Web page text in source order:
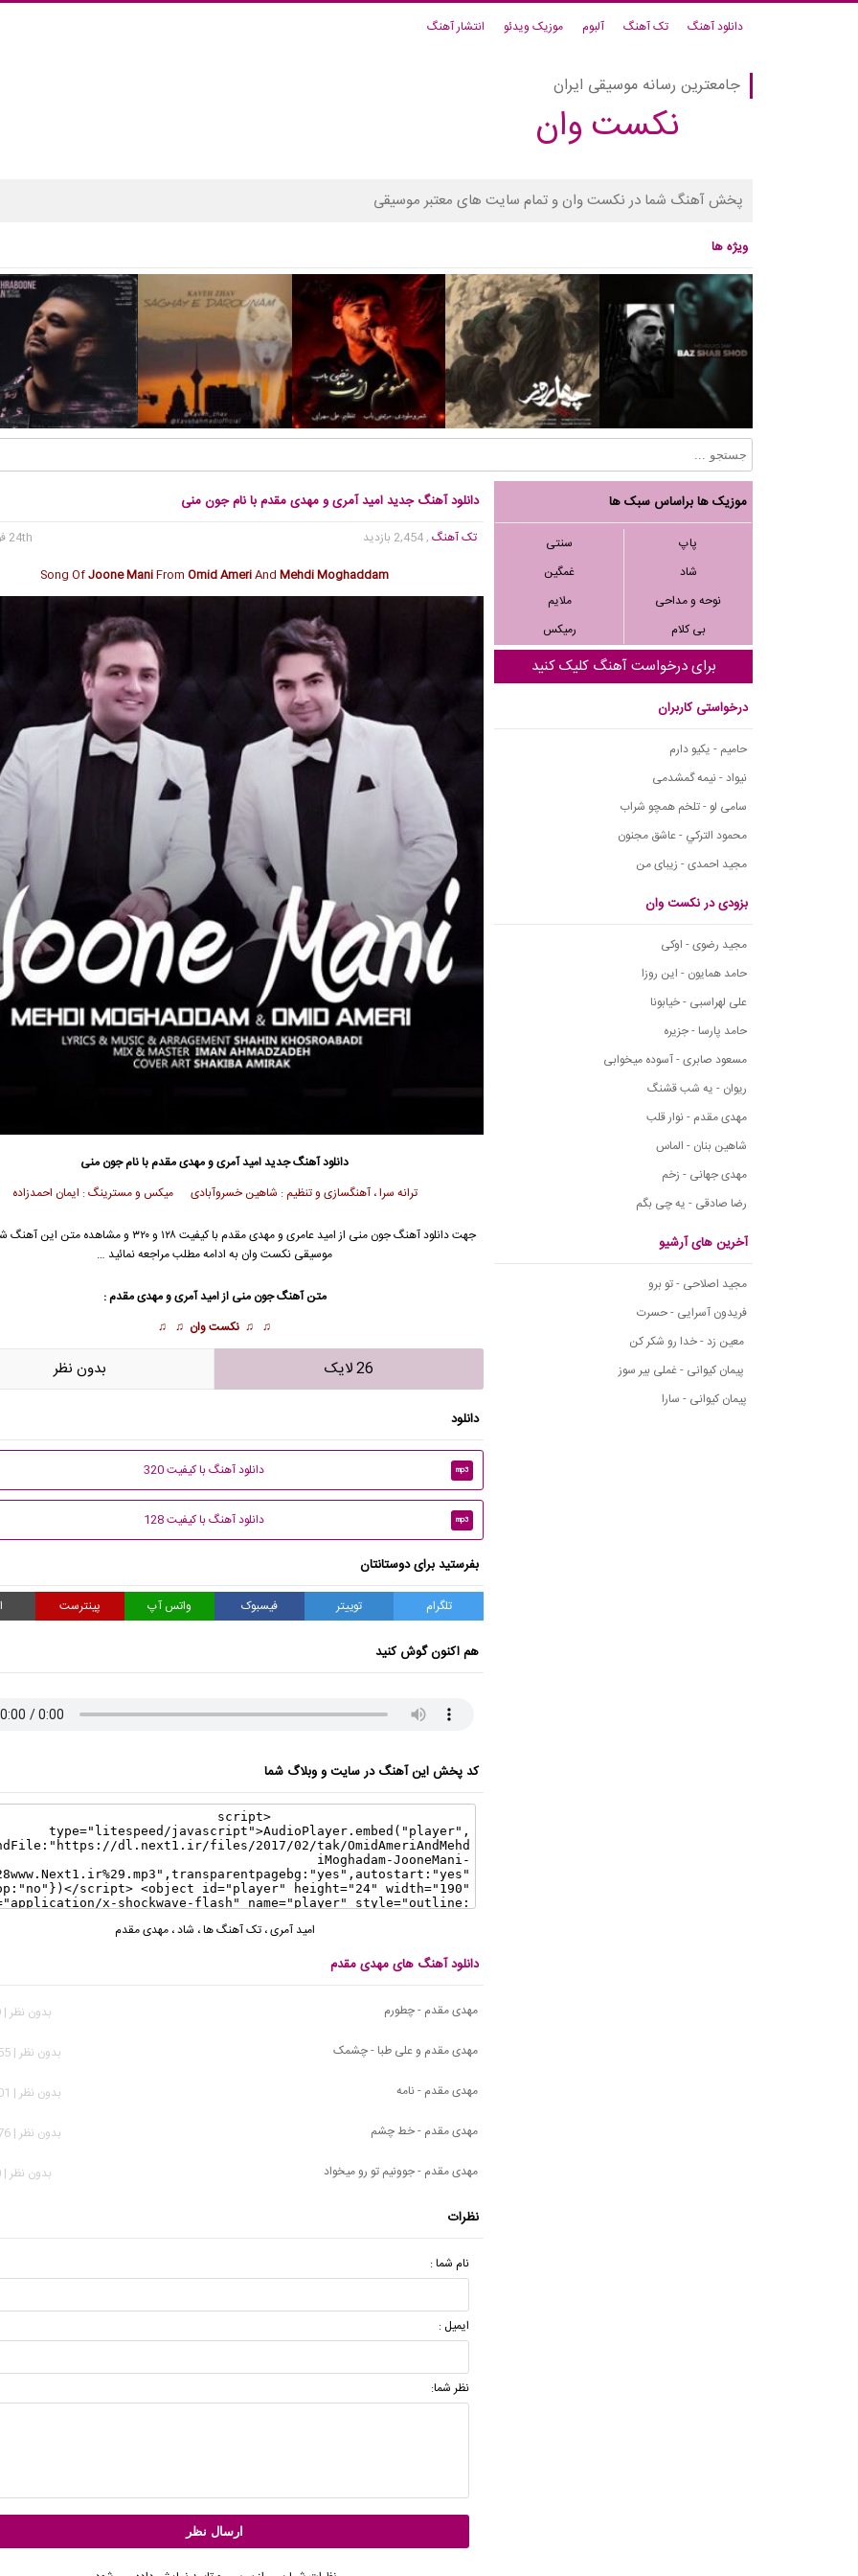
دانلود آهنگ تک آهنگ آلبوم موزیک ویدئو انتشار آهنگ
جامعترین رسانه موسیقی ایران
نکست وان
پخش آهنگ شما در نکست وان و تمام سایت های معتبر موسیقی
ویژه ها
موزیک ها براساس سبک ها
پاپ
سنتی
شاد
غمگین
نوحه و مداحی
ملایم
بی کلام
رمیکس
برای درخواست آهنگ کلیک کنید
درخواستی کاربران
حامیم - یکیو دارم
نیواد - نیمه گمشدمی
سامی لو - تلخم همچو شراب
محمود التركي - عاشق مجنون
مجید احمدی - زیبای من
بزودی در نکست وان
مجید رضوی - اوکی
حامد همایون - این روزا
علی لهراسبی - خیابونا
حامد پارسا - جزیره
مسعود صابری - آسوده میخوابی
ریوان - یه شب قشنگ
مهدی مقدم - نوار قلب
شاهین بنان - الماس
مهدی جهانی - زخم
رضا صادقی - یه چی بگم
آخرین های آرشیو
مجید اصلاحی - تو برو
فریدون آسرایی - حسرت
معین زد - خدا رو شکر کن
پیمان کیوانی - غملی بیر سوز
پیمان کیوانی - سارا
دانلود آهنگ جدید امید آمری و مهدی مقدم با نام جون منی
تک آهنگ, 2,454 بازدید
24th فوریه 2017
Song OfJoone ManiFromOmid AmeriAndMehdi Moghaddam
دانلود آهنگ جدیدامید آمری و مهدی مقدم با نام جون منی
ترانه سرا ، آهنگسازی و تنظیم : شاهین خسروآبادی میکس و مسترینگ : ایمان احمدزاده
جهت دانلود آهنگ جون منی از امید عامریومهدی مقدم
با کیفیت ۱۲۸ و ۳۲۰ و مشاهده متن این
موسیقی نکست وان به ادامه مطلب مراجعه نمائید …
متن آهنگ جون منی ازامید آمریو مهدی مقدم :
♫ ♫ نکست وان ♫ ♫
26 لایک بدون نظر
دانلود
mp3 دانلود آهنگ با کیفیت 320
mp3 دانلود آهنگ با کیفیت 128
بفرستید برای دوستانتان
تلگرام توییتر فیسبوک واتس آپ پینترست
هم اکنون گوش کنید
کد پخش این آهنگ در سایت و وبلاگ شما
امید آمری،تک آهنگ ها، شاد،مهدی مقدم
دانلود آهنگ های مهدی مقدم
مهدی مقدم - چطورم
بدون نظر | 809 بازدید
مهدی مقدم و علی طبا - چشمک
بدون نظر | 1,255 بازدید
مهدی مقدم - نامه
بدون نظر | 2,601 بازدید
مهدی مقدم - خط چشم
بدون نظر | 1,576 بازدید
مهدی مقدم - جوونیم تو رو میخواد
بدون نظر | 830 بازدید
نظرات
نام شما :
ایمیل :
نظر شما: